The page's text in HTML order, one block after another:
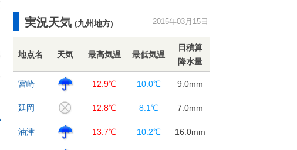
実況天気 (九州地方) 2015年03月15日
地点名 天気 最高気温 最低気温
日積算
降水量
宮崎 12.9℃ 10.0℃ 9.0mm
延岡 12.8℃ 8.1℃ 7.0mm
油津 13.7℃ 10.2℃ 16.0mm